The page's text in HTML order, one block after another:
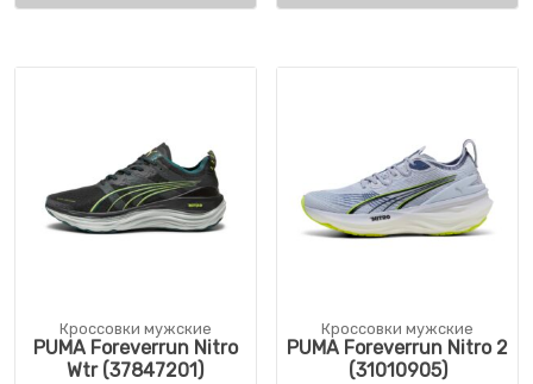
Кроссовки мужские
PUMA Foreverrun Nitro
Wtr (37847201)
Кроссовки мужские
PUMA Foreverrun Nitro 2
(31010905)